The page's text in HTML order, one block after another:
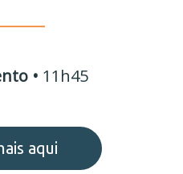
• 11h45
aqui